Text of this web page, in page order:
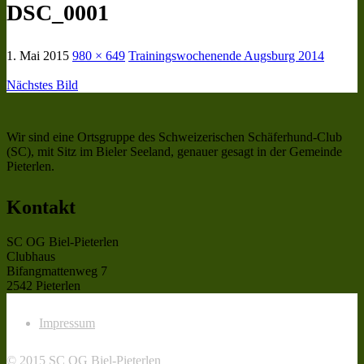
DSC_0001
1. Mai 2015 980 × 649 Trainingswochenende Augsburg 2014
Nächstes Bild
Wir sind eine Ortsgruppe des Schweizerischen Schäferhund-Club
(SC), mit Sitz im Bieler Seeland, genauer gesagt in der Gemeinde
Pieterlen.
Kontakt
SC OG Biel-Pieterlen
Clubhaus
Bifangmattenweg 7
2542 Pieterlen
Impressum
© 2015 SC OG Biel-Pieterlen